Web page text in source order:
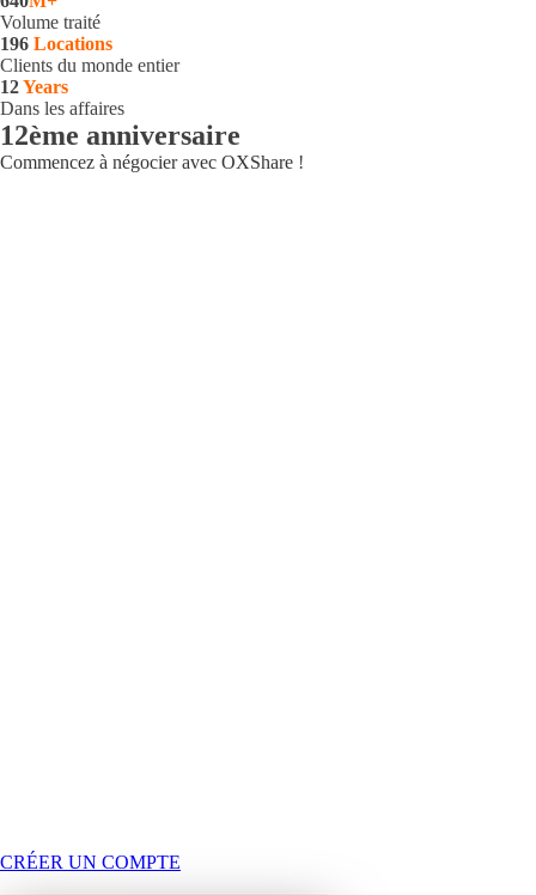
Volume traité
196 Locations
Clients du monde entier
12Years
Dans les affaires
12ème anniversaire
Commencez à négocier avec OXShare !
CRÉER UN COMPTE